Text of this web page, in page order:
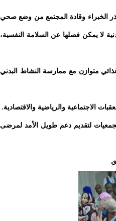
الخبراء وقادة المجتمع من وضع صحي
لا يمكن فصلها عن السلامة النفسية،
متوازن مع ممارسة النشاط البدني
الاجتماعية والرياضية والاقتصادية.
لتقديم دعم طويل الأمد لمرضى